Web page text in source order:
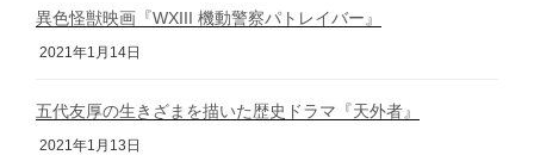
異色怪獣映画『WXIII 機動警察パトレイバー』
2021年1月14日
五代友厚の生きざまを描いた歴史ドラマ『天外者』
2021年1月13日